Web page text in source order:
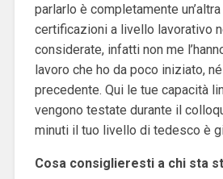
parlarlo è completamente
certificazioni a livello lavorativo
considerate, infatti non me
lavoro che ho da poco iniziato,
precedente. Qui le tue capacità
vengono testate durante il
minuti il tuo livello di tedesco è
Cosa consiglieresti a chi sta